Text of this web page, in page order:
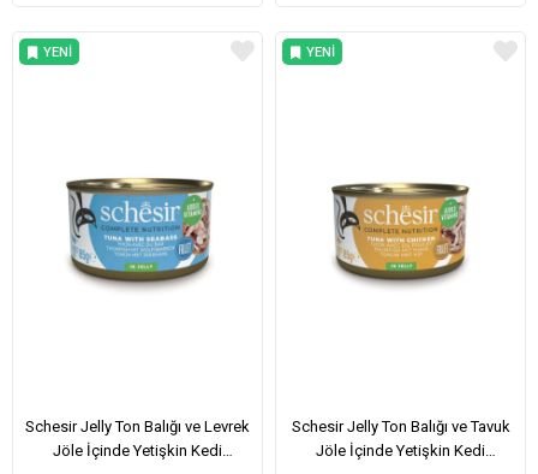
Schesir Jelly Ton Balığı ve Levrek
Jöle İçinde Yetişkin Kedi
YENI
Schesir Jelly Ton Balığı ve Tavuk
Jöle İçinde Yetişkin Kedi
YENI